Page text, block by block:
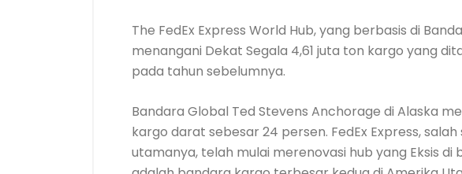
The FedEx Express World Hub, yang berbasis di
menangani Dekat Segala 4,61 juta ton kargo yang
pada tahun sebelumnya.
Bandara Global Ted Stevens Anchorage di Alaska
kargo darat sebesar 24 persen. FedEx Express,
utamanya, telah mulai merenovasi hub yang Eksis di